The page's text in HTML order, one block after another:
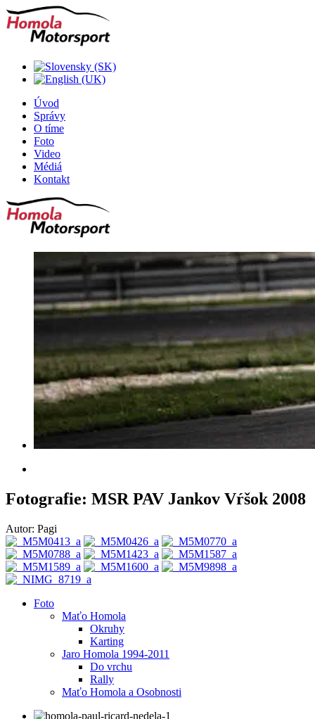
Úvod
Správy
O tíme
Foto
Video
Médiá
Kontakt
Fotografie: MSR PAV Jankov Vŕšok 2008
Autor: Pagi
Foto
Maťo Homola
Okruhy
Karting
Jaro Homola 1994-2011
Do vrchu
Rally
Maťo Homola a Osobnosti